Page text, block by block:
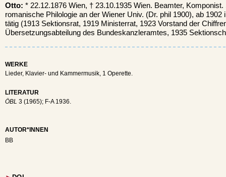
Otto: * 22.12.1876 Wien, † 23.10.1935 Wien. Beamter,
romanische Philologie an der Wiener Univ. (Dr. phil 1900), ab
tätig (1913 Sektionsrat, 1919 Ministerrat, 1923 Vorstand der
Übersetzungsabteilung des Bundeskanzleramtes, 1935
WERKE
Lieder, Klavier- und Kammermusik, 1 Operette.
LITERATUR
ÖBL 3 (1965); F-A 1936.
AUTOR*INNEN
BB